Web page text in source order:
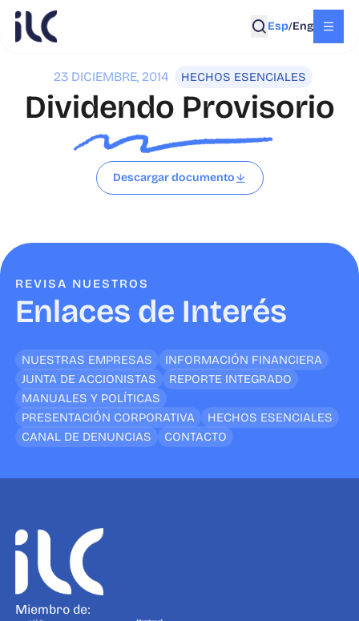
Eng
/
Esp
HECHOS ESENCIALES
23 DICIEMBRE, 2014
Dividendo Provisorio
Descargar documento
Enlaces de Interés
REVISA NUESTROS
NUESTRAS EMPRESAS
INFORMACIÓN FINANCIERA
JUNTA DE ACCIONISTAS
REPORTE INTEGRADO
MANUALES Y POLÍTICAS
PRESENTACIÓN CORPORATIVA
HECHOS ESENCIALES
CANAL DE DENUNCIAS
CONTACTO
Miembro de: